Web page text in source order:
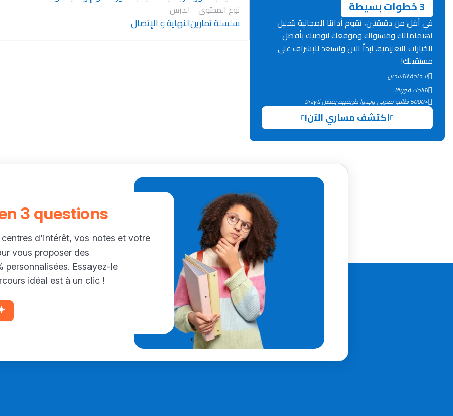
نوع المحتوى
سلسلة تمارين
الدرس
النهاية و الإتصال
3 خطوات بسيطة
في أقل من دقيقتين، تقوم أداتنا المجانية بتحليل
اهتماماتك ومستواك وموقعك لتوصيك بأفضل
الخيارات التعليمية. ابدأ الآن واستعد للإشراف على
مستقبلك!
لا حاجة للتسجيل
نتائجك فورية!
+5000 طالب مغربي وجدوا طريقهم بفضل 9rayti.
اكتشف مساري الآن!
3 questions
d'intérêt, vos notes et votre
vous proposer des
personnalisées. Essayez-le
idéal est à un clic !